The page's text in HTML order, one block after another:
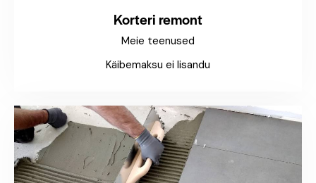
Korteri remont
Meie teenused
Käibemaksu ei lisandu